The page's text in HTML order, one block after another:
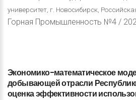
университет, г. Новосибирск,
Горная Промышленность №4 /
Экономико-математическое
добывающейотрасли
оценкаэффективности